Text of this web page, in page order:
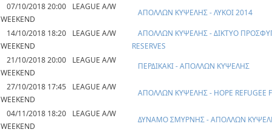
07/10/2018 20:00
LEAGUE A/W
WEEKEND
ΑΠΟΛΛΩΝ ΚΥΨΕΛΗΣ - ΛΥΚΟΙ 2014
14/10/2018 18:20
LEAGUE A/W
WEEKEND
ΑΠΟΛΛΩΝ ΚΥΨΕΛΗΣ - ΔΙΚΤΥΟ
RESERVES
21/10/2018 20:00
LEAGUE A/W
WEEKEND
ΠΕΡΔΙΚΑΚΙ - ΑΠΟΛΛΩΝ ΚΥΨΕΛΗΣ
27/10/2018 17:45
LEAGUE A/W
WEEKEND
ΑΠΟΛΛΩΝ ΚΥΨΕΛΗΣ - HOPE REFUGEE
04/11/2018 18:20
LEAGUE A/W
WEEKEND
ΔΥΝΑΜΟ ΣΜΥΡΝΗΣ - ΑΠΟΛΛΩΝ